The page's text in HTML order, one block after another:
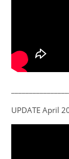
UPDATE April